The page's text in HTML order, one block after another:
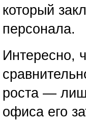
который
персонала.
Интересно,
роста —
офиса его